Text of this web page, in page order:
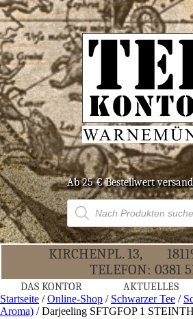
Ab 25 € Bestell­wert
Products
search
KIR­CHEN­PL. 13,
TELE­FON: 0381
DAS KON­TOR AKTU­EL­LES
Startseite /Online-Shop / Schwarzer Tee /
Aroma) / Dar­jee­ling SFTGFOP 1